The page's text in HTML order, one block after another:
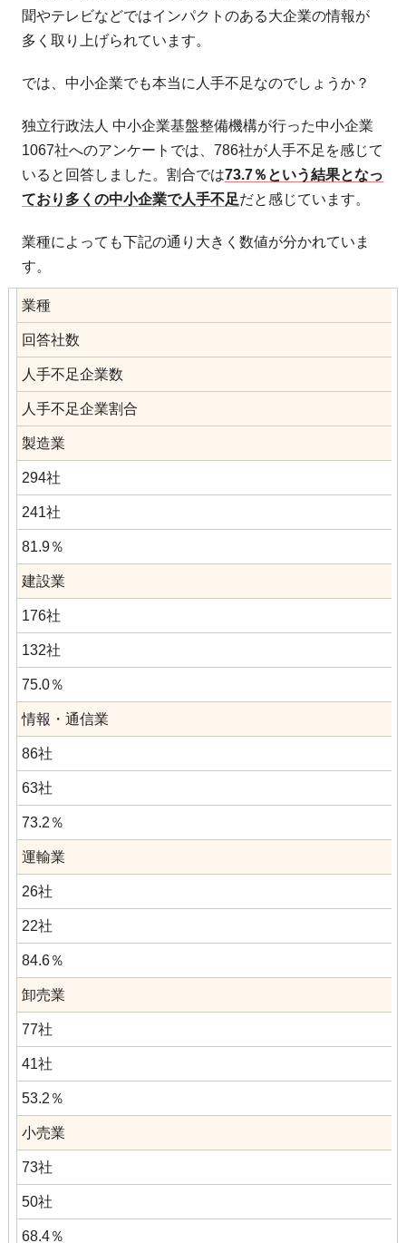
聞やテレビなどではインパクトのある大企業の情報が
多く取り上げられています。
では、中小企業でも本当に人手不足なのでしょうか？
独立行政法人 中小企業基盤整備機構が行った中小企業
1067社へのアンケートでは、786社が人手不足を感じて
いると回答しました。割合では73.7％という結果となっ
ており多くの中小企業で人手不足だと感じています。
業種によっても下記の通り大きく数値が分かれていま
す。
業種
回答社数
人手不足企業数
人手不足企業割合
製造業
294社
241社
81.9％
建設業
176社
132社
75.0％
情報・通信業
86社
63社
73.2％
運輸業
26社
22社
84.6％
卸売業
77社
41社
53.2％
小売業
73社
50社
68.4％